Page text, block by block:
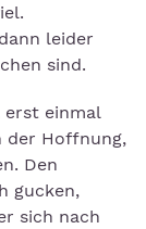
leider
sind.
einmal
der Hoffnung,
Den
gucken,
sich nach